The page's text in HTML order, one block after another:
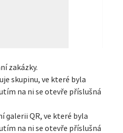
zakázky.
skupinu, ve které byla
na ni se otevře příslušná
galerii QR, ve které byla
na ni se otevře příslušná